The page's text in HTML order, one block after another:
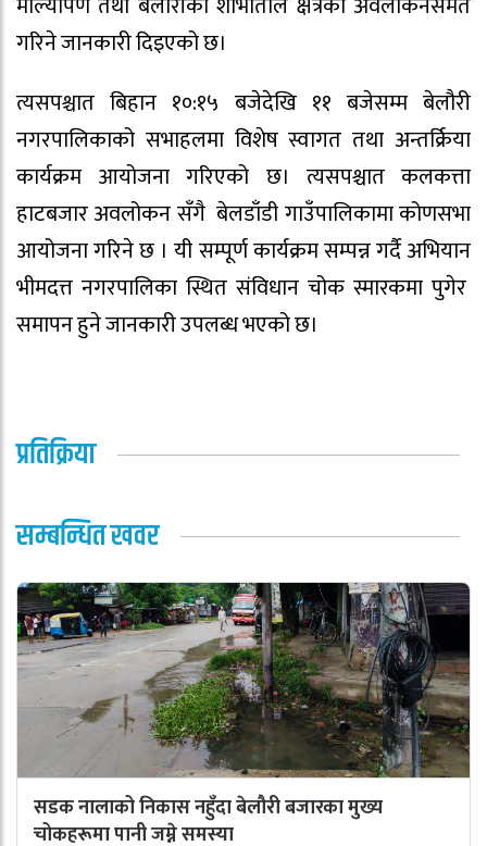
गरिने जानकारी दिइएको छ।
त्यसपश्चात बिहान १०:१५ बजेदेखि ११ बजेसम्म बेलौरी
नगरपालिकाको सभाहलमा विशेष स्वागत तथा अन्तर्क्रिया
कार्यक्रम आयोजना गरिएको छ। त्यसपश्चात कलकत्ता
हाटबजार अवलोकन सँगै बेलडाँडी गाउँपालिकामा कोणसभा
आयोजना गरिने छ । यी सम्पूर्ण कार्यक्रम सम्पन्न गर्दै अभियान
भीमदत्त नगरपालिका स्थित संविधान चोक स्मारकमा पुगेर
समापन हुने जानकारी उपलब्ध भएको छ।
प्रतिक्रिया
सम्बन्धित खवर
सडक नालाको निकास नहुँदा बेलौरी बजारका मुख्य
चोकहरूमा पानी जम्ने समस्या